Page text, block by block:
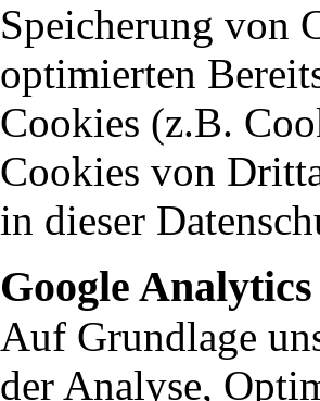
Speicherung von
optimierten
Cookies (z.B.
Cookies von
in dieser
Google Analytics
Auf Grundlage
der Analyse,